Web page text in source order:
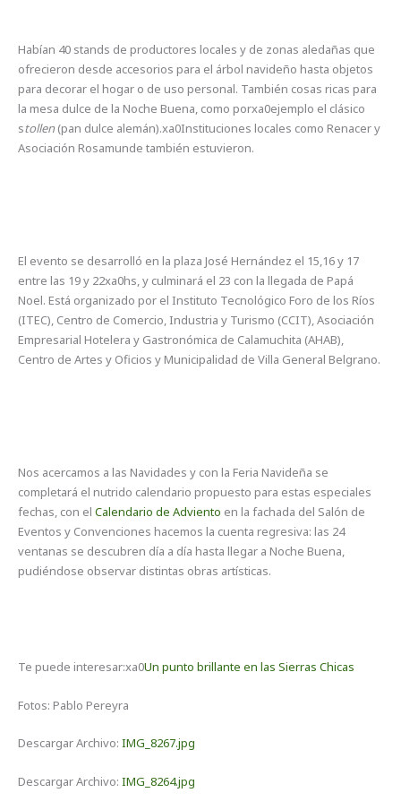
Habían 40 stands de productores locales y de zonas aledañas que
ofrecieron desde accesorios para el árbol navideño hasta objetos
para decorar el hogar o de uso personal. También cosas ricas para
la mesa dulce de la Noche Buena, como porxa0ejemplo el clásico
stollen(pan dulce alemán).xa0Instituciones locales como Renacer y
Asociación Rosamunde también estuvieron.
El evento se desarrolló en la plaza José Hernández el 15,16 y 17
entre las 19 y 22xa0hs, y culminará el 23 con la llegada de Papá
Noel. Está organizado por el Instituto Tecnológico Foro de los Ríos
(ITEC), Centro de Comercio, Industria y Turismo (CCIT), Asociación
Empresarial Hotelera y Gastronómica de Calamuchita (AHAB),
Centro de Artes y Oficios y Municipalidad de Villa General Belgrano.
Nos acercamos a las Navidades y con la Feria Navideña se
completará el nutrido calendario propuesto para estas especiales
fechas, con elCalendario de Adviento en la fachada del Salón de
Eventos y Convenciones hacemos la cuenta regresiva: las 24
ventanas se descubren día a día hasta llegar a Noche Buena,
pudiéndose observar distintas obras artísticas.
Te puede interesar:xa0Un punto brillante en las Sierras Chicas
Fotos: Pablo Pereyra
Descargar Archivo:IMG_8267.jpg
Descargar Archivo:IMG_8264.jpg